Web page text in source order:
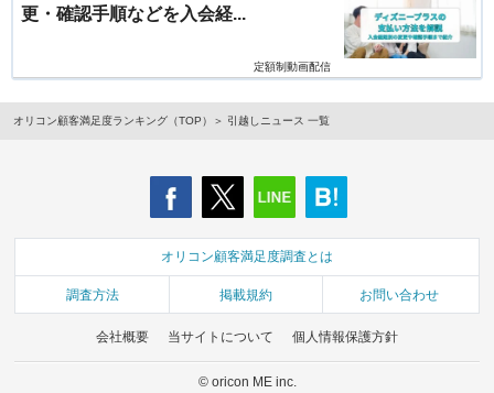
更・確認手順などを入会経...
定額制動画配信
オリコン顧客満足度ランキング（TOP） 引越しニュース 一覧
オリコン顧客満足度調査とは
調査方法 掲載規約 お問い合わせ
会社概要 当サイトについて 個人情報保護方針
© oricon ME inc.